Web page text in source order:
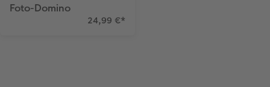
Foto-Domino
24,99 €*